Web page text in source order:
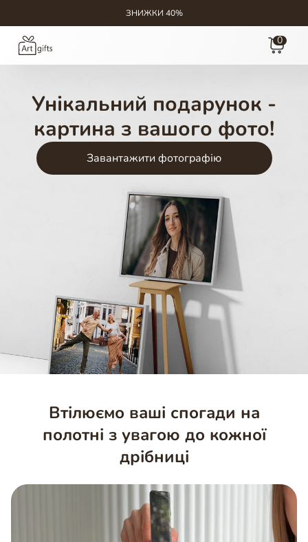
ЗНИЖКИ 40%
0
Унікальний подарунок -
картина з вашого фото!
Завантажити фотографію
Втілюємо ваші спогади на
полотні з увагою до кожної
дрібниці